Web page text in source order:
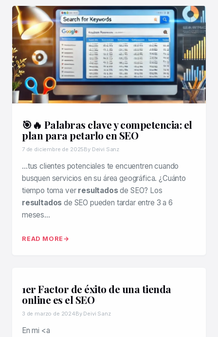
🎯🔥 Palabras clave y competencia: el
plan para petarlo en SEO
7 de diciembre de 2025By Deivi Sanz
…tus clientes potenciales te encuentren cuando
busquen servicios en su área geográfica. ¿Cuánto
tiempo toma ver resultadosde SEO? Los
resultados de SEO pueden tardar entre 3 a 6
meses…
READ MORE
1er Factor de éxito de una tienda
online es el SEO
3 de marzo de 2024By Deivi Sanz
En mi <a